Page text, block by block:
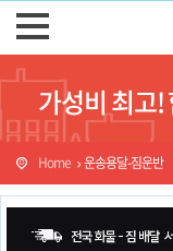
가성비 최고!
Home 운송용달-짐운반